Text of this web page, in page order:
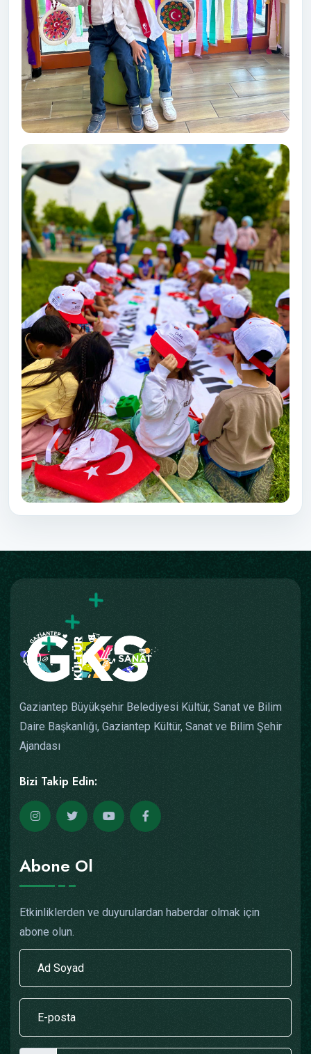
Gaziantep Büyükşehir Belediyesi Kültür, Sanat ve Bilim
Daire Başkanlığı, Gaziantep Kültür, Sanat ve Bilim Şehir
Ajandası
Bizi Takip Edin:
Abone Ol
Etkinliklerden ve duyurulardan haberdar olmak için
abone olun.